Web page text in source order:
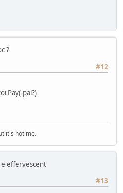
?
#12
Pay(-pal?)
it's not me.
effervescent
#13